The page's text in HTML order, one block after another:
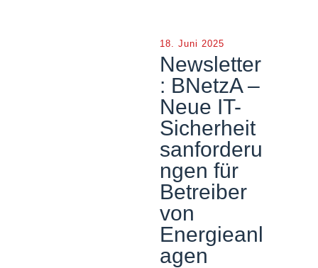
18. Juni 2025
Newsletter
: BNetzA –
Neue IT-
Sicherheit
sanforderu
ngen für
Betreiber
von
Energieanl
agen